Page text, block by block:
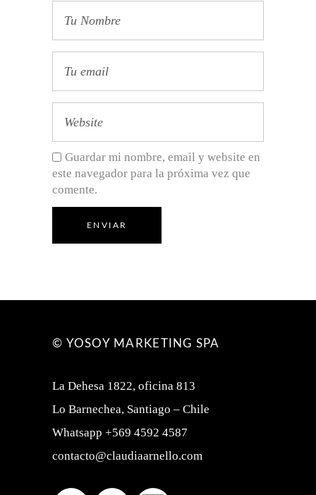
Guardar mi nombre, email y website en
este navegador para la próxima vez que
comente.
ENVIAR
© YOSOY MARKETING SPA
La Dehesa 1822, oficina 813
Lo Barnechea, Santiago – Chile
Whatsapp +569 4592 4587
contacto@claudiaarnello.com